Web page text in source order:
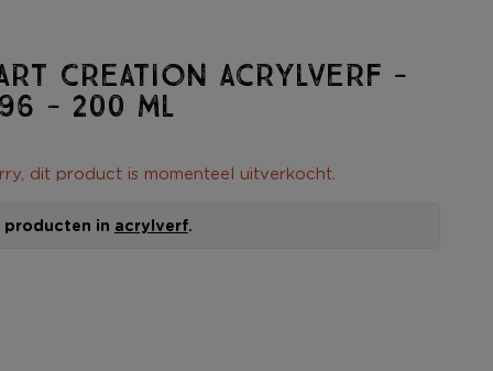
Creation acrylverf -
- 200 ml
dit product is momenteel uitverkocht.
producten in acrylverf.